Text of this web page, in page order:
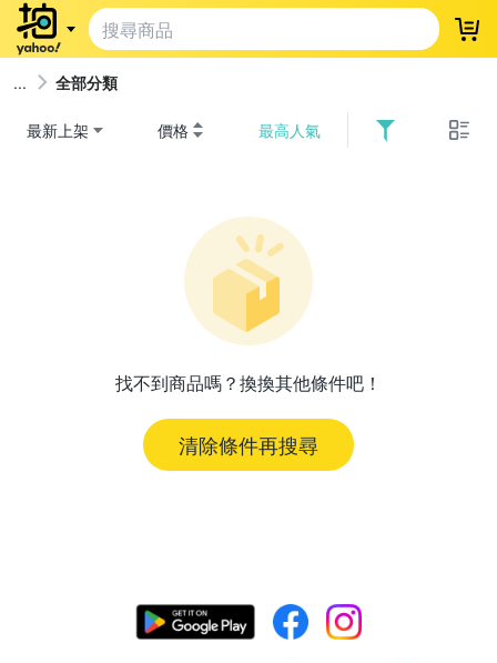
登
全部分類
最新上架 價格 最高人氣
找不到商品嗎？換換其他條件吧！
清除條件再搜尋